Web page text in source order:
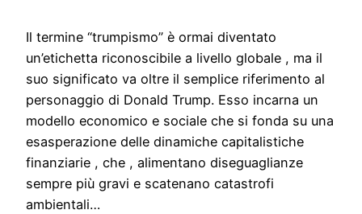
Il termine “trumpismo” è ormai diventato
un’etichetta riconoscibile a livello globale , ma il
suo significato va oltre il semplice riferimento al
personaggio di Donald Trump. Esso incarna un
modello economico e sociale che si fonda su una
esasperazione delle dinamiche capitalistiche
finanziarie , che , alimentano diseguaglianze
sempre più gravi e scatenano catastrofi
ambientali…